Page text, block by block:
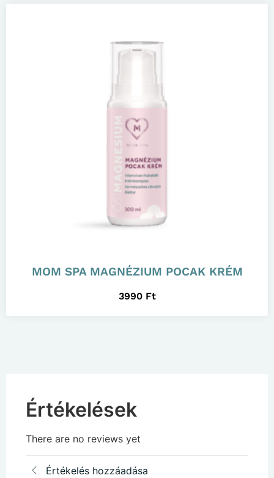
MOM SPA MAGNÉZIUM POCAK KRÉM
3990 Ft
Értékelések
There are no reviews yet
Értékelés hozzáadása